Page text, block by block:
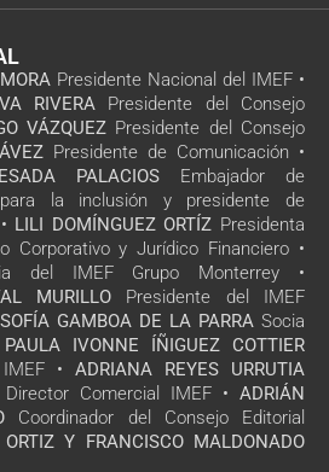
Presidente Nacional del IMEF •
RIVERA Presidente del Consejo
VÁZQUEZ Presidente del Consejo
Presidente de Comunicación •
PALACIOS Embajador de
la inclusión y presidente de
LILI DOMÍNGUEZ ORTÍZ Presidenta
Corporativo y Jurídico Financiero •
del IMEF Grupo Monterrey •
MURILLO Presidente del IMEF
SOFÍA GAMBOA DE LA PARRA Socia
PAULA IVONNE ÍÑIGUEZ COTTIER
• ADRIANA REYES URRUTIA
Director Comercial IMEF • ADRIÁN
Coordinador del Consejo Editorial
ORTIZ Y FRANCISCO MALDONADO